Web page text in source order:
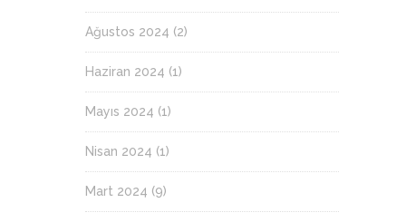
Ağustos 2024 (2)
Haziran 2024 (1)
Mayıs 2024 (1)
Nisan 2024 (1)
Mart 2024 (9)